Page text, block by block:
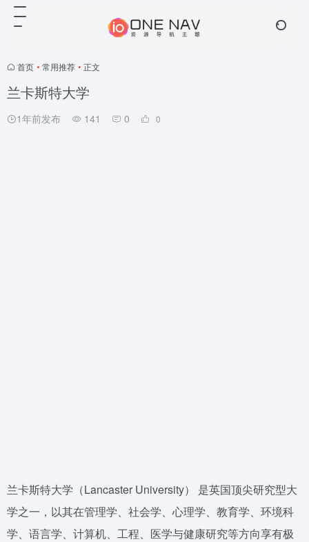
首页 • 常用推荐 • 正文
兰卡斯特大学
1年前发布 141 0 0
兰卡斯特大学（Lancaster University） 是英国顶尖研究型大
学之一，以其在管理学、社会学、心理学、教育学、环境科
学、语言学、计算机、工程、医学与健康研究等方向享有极